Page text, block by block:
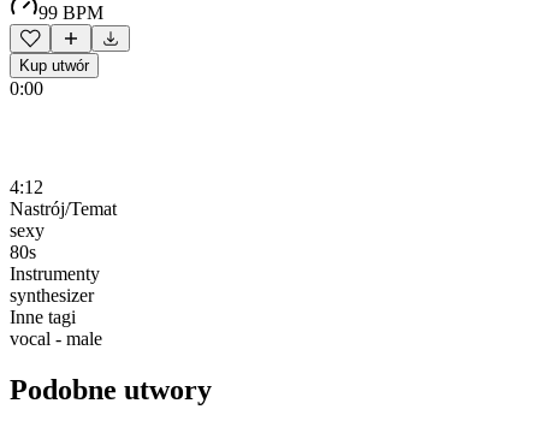
99 BPM
Kup utwór
0:00
4:12
Nastrój/Temat
sexy
80s
Instrumenty
synthesizer
Inne tagi
vocal - male
Podobne utwory